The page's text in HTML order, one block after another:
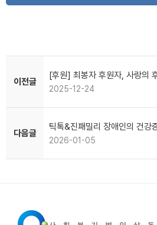
이전글
[후원] 최봉자 후원자, 사랑의
2025-12-24
다음글
틱톡&진패밀리 장애인의 건강
2026-01-05